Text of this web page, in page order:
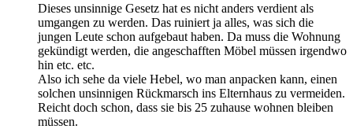
Dieses unsinnige Gesetz hat es nicht anders verdient als
umgangen zu werden. Das ruiniert ja alles, was sich die
jungen Leute schon aufgebaut haben. Da muss die Wohnung
gekündigt werden, die angeschafften Möbel müssen irgendwo
hin etc. etc.
Also ich sehe da viele Hebel, wo man anpacken kann, einen
solchen unsinnigen Rückmarsch ins Elternhaus zu vermeiden.
Reicht doch schon, dass sie bis 25 zuhause wohnen bleiben
müssen.